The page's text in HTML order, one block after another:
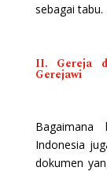
sebagai tabu.
II. Gereja
Gerejawi
Indonesia
dokumen